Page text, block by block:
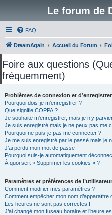
Le forum de
FAQ
DreamAgain Accueil du Forum
Foire aux questions
fréquemment)
Problèmes de connexion et
Pourquoi dois-je m’enregistrer ?
Que signifie COPPA ?
Je souhaite m’enregistrer, mais je n’y
Je suis enregistré mais je ne peux pas me
Pourquoi ne puis-je pas me connecter ?
Je me suis enregistré par le passé mais je
J’ai perdu mon mot de passe !
Pourquoi suis-je automatiquement
À quoi sert « Supprimer les cookies » ?
Paramètres et préférences de l’utilisateur
Comment modifier mes paramètres ?
Comment empêcher mon nom
Les heures ne sont pas correctes !
J’ai changé mon fuseau horaire et l’heure